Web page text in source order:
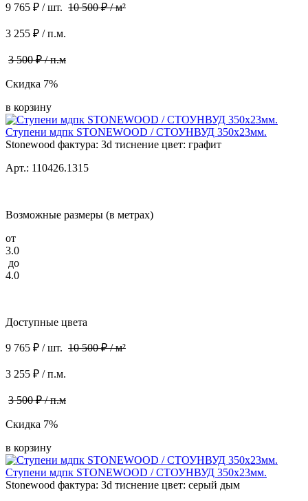
9 765 ₽ / шт. 10 500 ₽ / м²
3 255 ₽ / п.м.
3 500 ₽ / п.м
Скидка 7%
в корзину
Ступени мдпк STONEWOOD / СТОУНВУД 350x23мм.
Stonewood фактура: 3d тиснение цвет: графит
Арт.: 110426.1315
Возможные размеры (в метрах)
от
3.0
до
4.0
Доступные цвета
9 765 ₽ / шт. 10 500 ₽ / м²
3 255 ₽ / п.м.
3 500 ₽ / п.м
Скидка 7%
в корзину
Ступени мдпк STONEWOOD / СТОУНВУД 350x23мм.
Stonewood фактура: 3d тиснение цвет: серый дым